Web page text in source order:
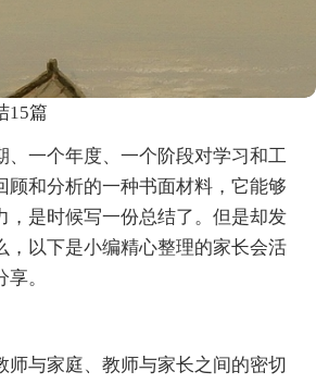
15篇
、一个年度、一个阶段对学习和工
顾和分析的一种书面材料，它能够
，是时候写一份总结了。但是却发
，以下是小编精心整理的家长会活
。
师与家庭、教师与家长之间的密切